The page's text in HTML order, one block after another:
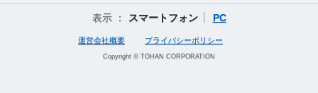
表示 ： スマートフォン PC
運営会社概要 プライバシーポリシー
Copyright © TOHAN CORPORATION